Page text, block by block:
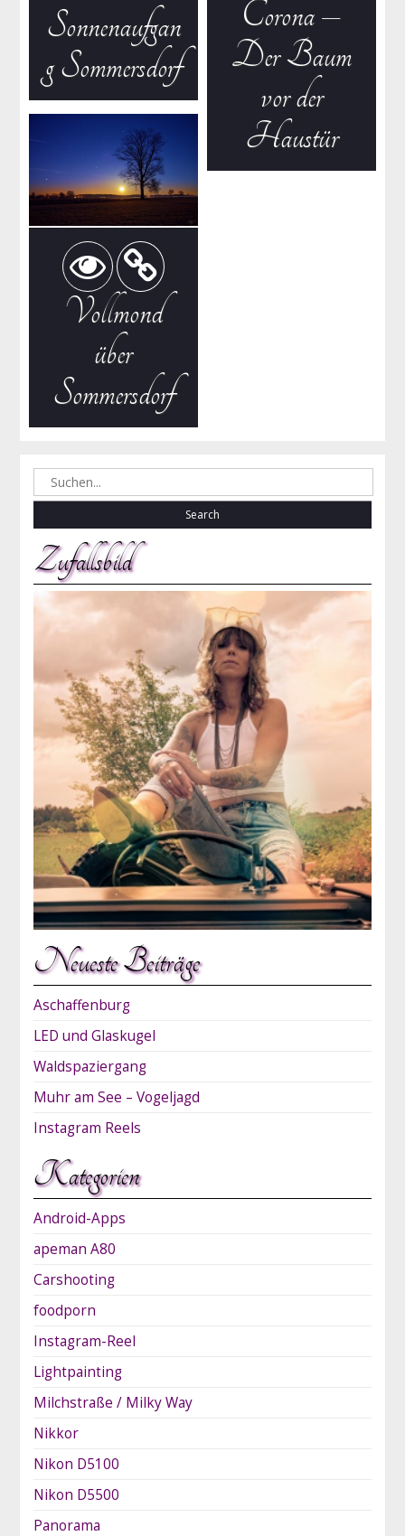
Sonnenaufgan
g Sommersdorf
Corona –
Der Baum
vor der
Haustür
Vollmond
über
Sommersdorf
Search
for:
Zufallsbild
Neueste Beiträge
Aschaffenburg
LED und Glaskugel
Waldspaziergang
Muhr am See – Vogeljagd
Instagram Reels
Kategorien
Android-Apps
apeman A80
Carshooting
foodporn
Instagram-Reel
Lightpainting
Milchstraße / Milky Way
Nikkor
Nikon D5100
Nikon D5500
Panorama